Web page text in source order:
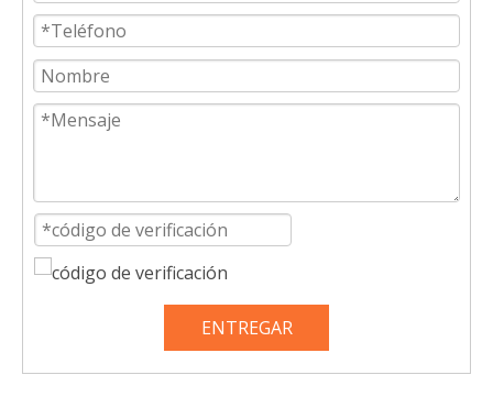
ENTREGAR